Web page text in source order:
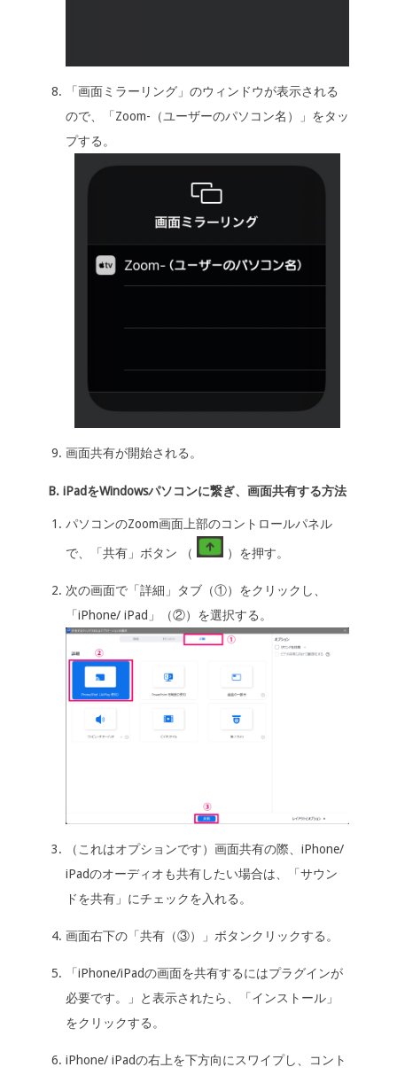
「画面ミラーリング」のウィンドウが表示される
ので、「Zoom-（ユーザーのパソコン名）」をタッ
プする。
画面共有が開始される。
B. iPadをWindowsパソコンに繋ぎ、画面共有する方法
パソコンのZoom画面上部のコントロールパネル
で、「共有」ボタン （ ）を押す。
次の画面で「詳細」タブ（①）をクリックし、
「iPhone/ iPad」（②）を選択する。
（これはオプションです）画面共有の際、iPhone/
iPadのオーディオも共有したい場合は、「サウン
ドを共有」にチェックを入れる。
画面右下の「共有（③）」ボタンクリックする。
「iPhone/iPadの画面を共有するにはプラグインが
必要です。」と表示されたら、「インストール」
をクリックする。
iPhone/ iPadの右上を下方向にスワイプし、コント